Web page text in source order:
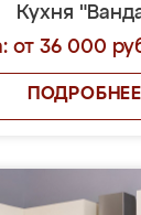
Кухня
от 36 000
ПОДРОБНЕЕ